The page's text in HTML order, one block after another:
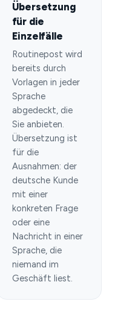
Übersetzung
für die
Einzelfälle
Routinepost wird
bereits durch
Vorlagen in jeder
Sprache
abgedeckt, die
Sie anbieten.
Übersetzung ist
für die
Ausnahmen: der
deutsche Kunde
mit einer
konkreten Frage
oder eine
Nachricht in einer
Sprache, die
niemand im
Geschäft liest.